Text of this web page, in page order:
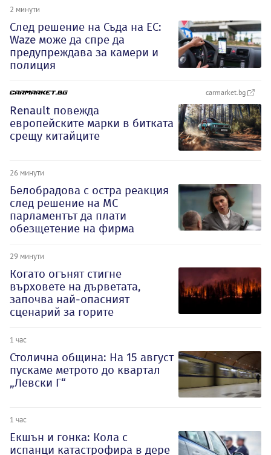
2 минути
След решение на Съда на ЕС:
Waze може да спре да
предупреждава за камери и
полиция
carmarket.bg
Renault повежда
европейските марки в битката
срещу китайците
26 минути
Белобрадова с остра реакция
след решение на МС
парламентът да плати
обезщетение на фирма
29 минути
Когато огънят стигне
върховете на дърветата,
започва най-опасният
сценарий за горите
1 час
Столична община: На 15 август
пускаме метрото до квартал
„Левски Г“
1 час
Екшън и гонка: Кола с
испанци катастрофира в дере